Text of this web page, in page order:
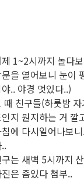
1~2시까지 놀다
을 열어보니 눈이
.. 야경 멋있다..)
때 친구들(하룻밤
지 뭔지하는 거 깔
에 다시일어나보
는 새벽 5시까지
은 좀있다 첨부..